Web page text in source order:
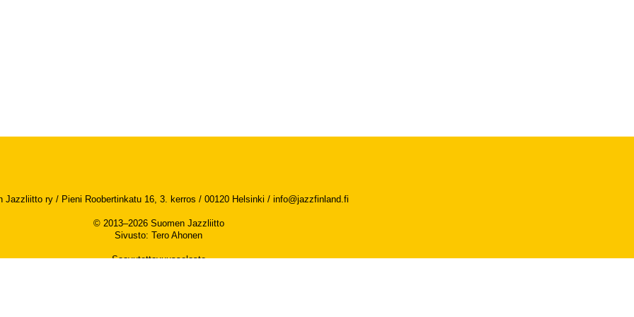
Jazzliitto ry / Pieni Roobertinkatu 16, 3. kerros / 00120 Helsinki / info@jazzfinland.fi
© 2013–2026 Suomen Jazzliitto
Sivusto: Tero Ahonen
Saavutettavuusseloste